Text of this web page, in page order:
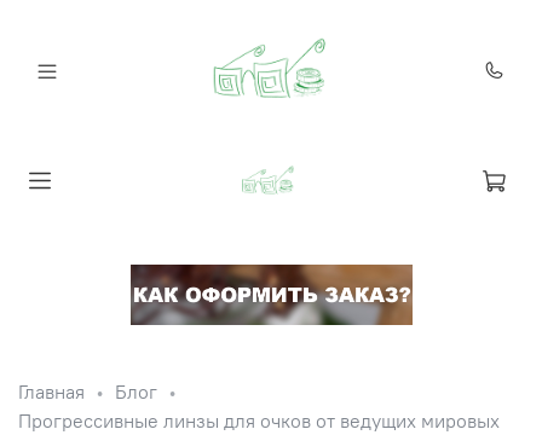
Главная
Блог
Прогрессивные линзы для очков от ведущих мировых